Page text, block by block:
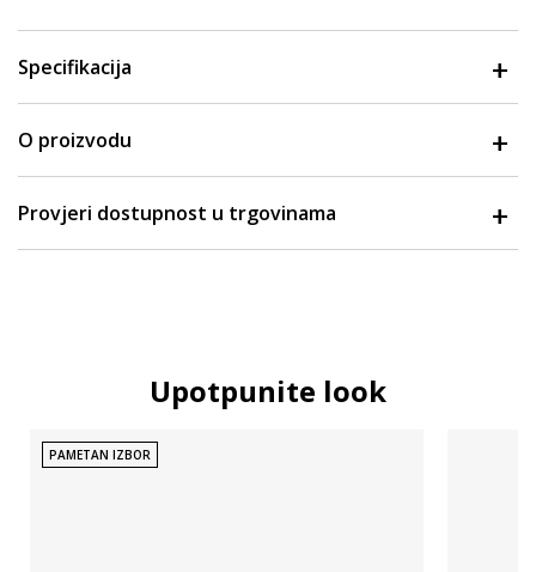
Specifikacija
O proizvodu
Provjeri dostupnost u trgovinama
Upotpunite look
PAMETAN IZBOR